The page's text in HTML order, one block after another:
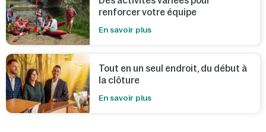
renforcer votre équipe
En savoir plus
Tout en un seul endroit, du début à
la clôture
En savoir plus